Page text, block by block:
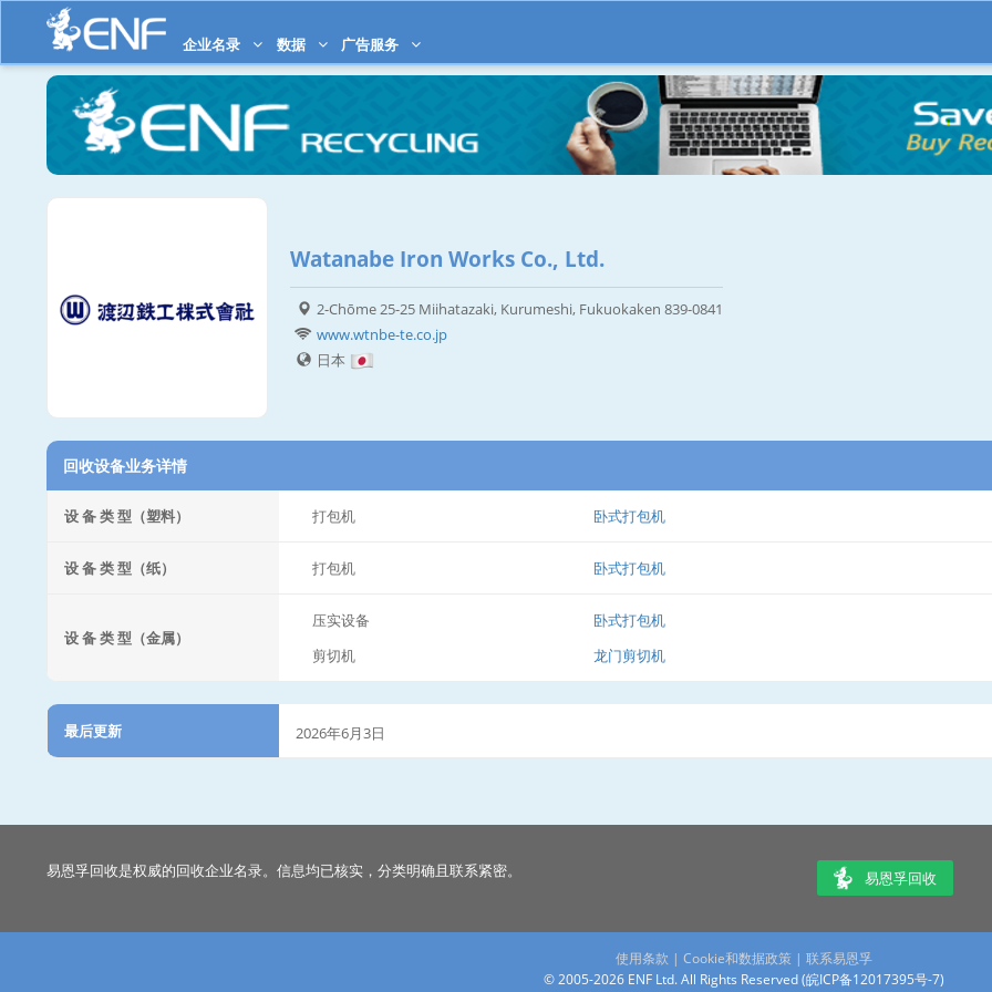
企业名录 数据 广告服务
Watanabe Iron Works Co., Ltd.
2-Chōme 25-25 Miihatazaki, Kurumeshi, Fukuokaken 839-0841
www.wtnbe-te.co.jp
日本
回收设备业务详情
设 备 类 型（塑料） 打包机 卧式打包机
设 备 类 型（纸） 打包机 卧式打包机
设 备 类 型（金属）
压实设备
卧式打包机
剪切机
龙门剪切机
最后更新 2026年6月3日
易恩孚回收是权威的回收企业名录。信息均已核实，分类明确且联系紧密。 易恩孚回收
使用条款 | Cookie和数据政策 | 联系易恩孚
© 2005-2026 ENF Ltd. All Rights Reserved (皖ICP备12017395号-7)